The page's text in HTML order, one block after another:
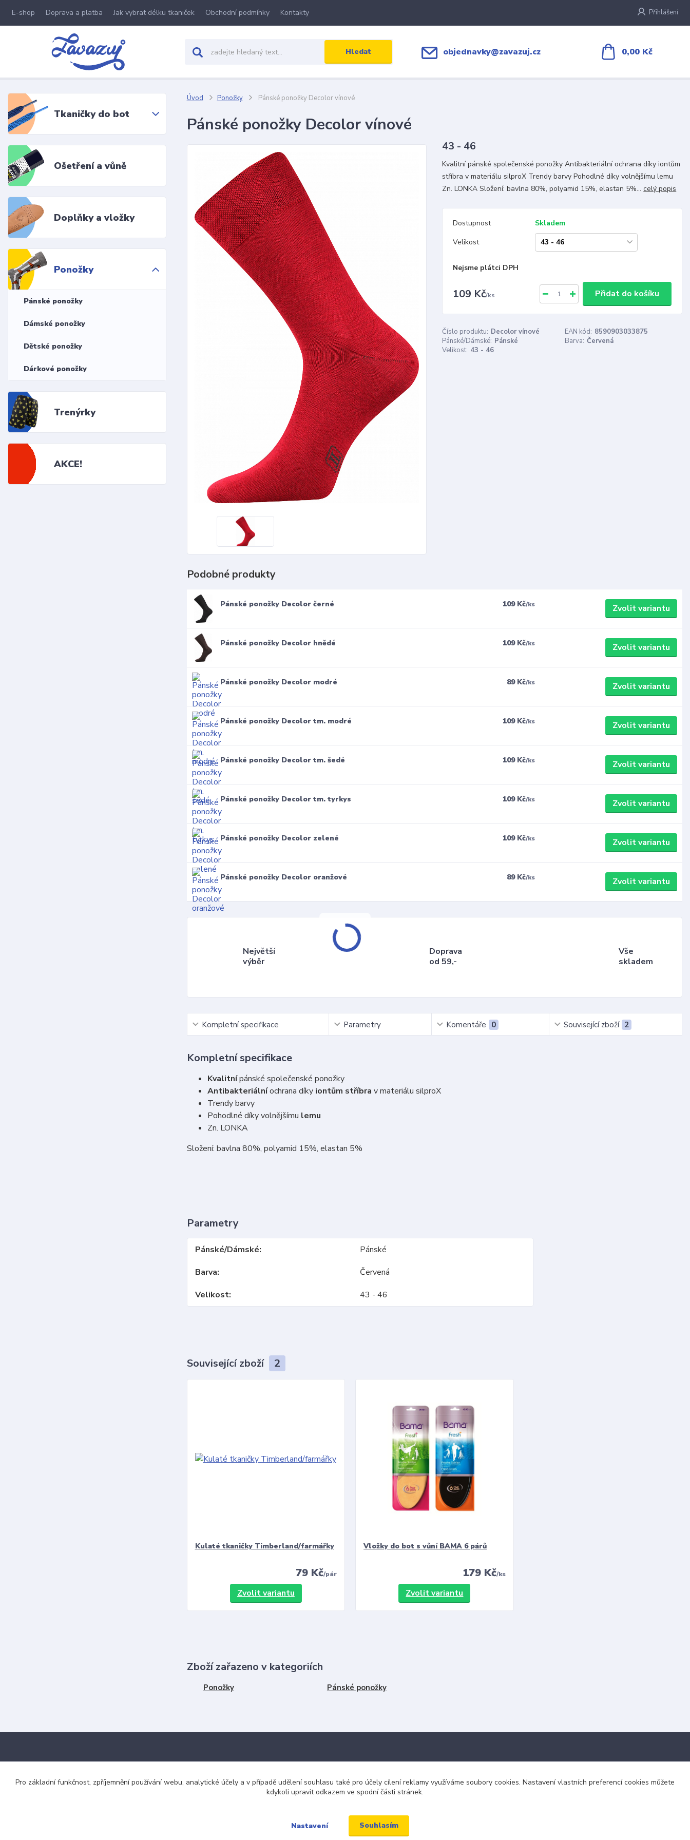
E-shop Doprava a platba Jak vybrat délku tkaniček Obchodní podmínky Kontakty Přihlášení
Hledat objednavky@zavazuj.cz 0,00 Kč
Tkaničky do bot
Ošetření a vůně
Doplňky a vložky
Ponožky
Pánské ponožky
Dámské ponožky
Dětské ponožky
Dárkové ponožky
Trenýrky
AKCE!
Úvod Ponožky Pánské ponožky Decolor vínové
Pánské ponožky Decolor vínové
43 - 46
Kvalitní pánské společenské ponožky Antibakteriální ochrana díky iontům
stříbra v materiálu silproX Trendy barvy Pohodlné díky volnějšímu lemu
Zn. LONKA Složení: bavlna 80%, polyamid 15%, elastan 5%...celý popis
Dostupnost
Skladem
Velikost
Nejsme plátci DPH
109 Kč/ks Přidat do košíku
Číslo produktu: Decolor vínové EAN kód: 8590903033875
Pánské/Dámské: Pánské Barva: Červená
Velikost: 43 - 46
Podobné produkty
Pánské ponožky Decolor černé 109 Kč/ks Zvolit variantu
Pánské ponožky Decolor hnědé 109 Kč/ks Zvolit variantu
Pánské ponožky Decolor modré 89 Kč/ks Zvolit variantu
Pánské ponožky Decolor tm. modré 109 Kč/ks Zvolit variantu
Pánské ponožky Decolor tm. šedé 109 Kč/ks Zvolit variantu
Pánské ponožky Decolor tm. tyrkys 109 Kč/ks Zvolit variantu
Pánské ponožky Decolor zelené 109 Kč/ks Zvolit variantu
Pánské ponožky Decolor oranžové 89 Kč/ks Zvolit variantu
Největší
výběr
Doprava
od 59,-
Vše
skladem
Kompletní specifikace Parametry Komentáře 0 Související zboží 2
Kompletní specifikace
Kvalitnípánské společenské ponožky
Antibakteriálníochrana díky iontům stříbra v materiálu silproX
Trendy barvy
Pohodlné díky volnějšímu lemu
Zn. LONKA
Složení: bavlna 80%, polyamid 15%, elastan 5%
Parametry
Pánské/Dámské
Pánské
Barva
Červená
Velikost
43 - 46
Související zboží 2
Kulaté tkaničky Timberland/farmářky
79 Kč/pár
Zvolit variantu
Vložky do bot s vůní BAMA 6 párů
179 Kč/ks
Zvolit variantu
Zboží zařazeno v kategoriích
Ponožky Pánské ponožky
106 00 Praha 10
(na této adrese není prodejna ani výdejní
Pro základní funkčnost, zpříjemnění používání webu, analytické účely a v případě udělení souhlasu také pro účely cílení reklamy využíváme soubory cookies. Nastavení vlastních preferencí cookies můžete
kdykoli upravit odkazem ve spodní části stránek.
Nastavení Souhlasím